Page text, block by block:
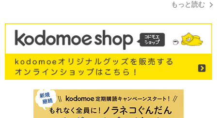
もっと読む